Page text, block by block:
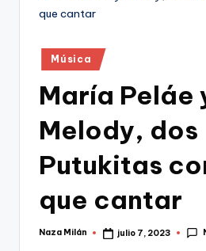
Publicado
en
Música
María Peláe
Melody, dos
Putukitas
que cantar
Publicado
Naza Milán julio 7, 2023